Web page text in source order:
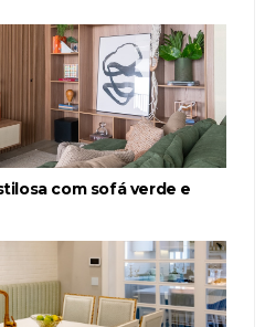
com sofá verde e